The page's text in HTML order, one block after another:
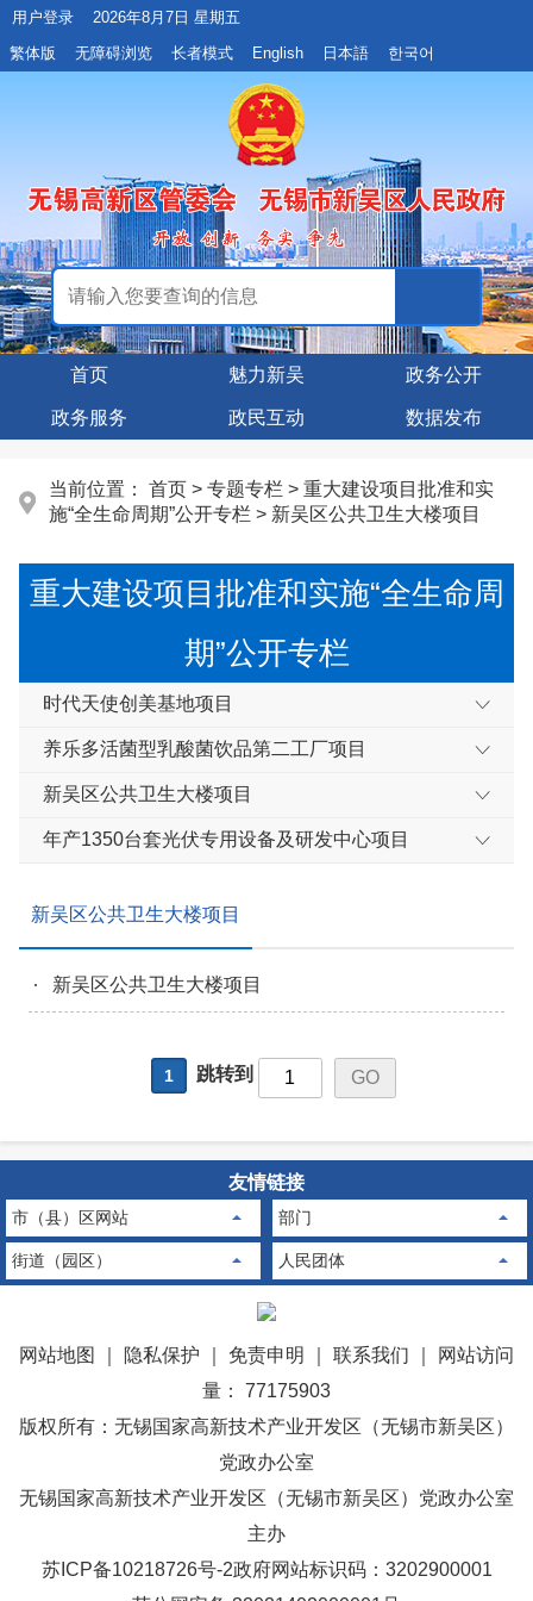
用户登录
2026年8月7日 星期五
繁体版
无障碍浏览 长者模式 English 日本語 한국어
首页 魅力新吴 政务公开
政务服务 政民互动 数据发布
当前位置： 首页 > 专题专栏 > 重大建设项目批准和实
施“全生命周期”公开专栏 > 新吴区公共卫生大楼项目
重大建设项目批准和实施“全生命周
期”公开专栏
时代天使创美基地项目
养乐多活菌型乳酸菌饮品第二工厂项目
新吴区公共卫生大楼项目
年产1350台套光伏专用设备及研发中心项目
新吴区公共卫生大楼项目
新吴区公共卫生大楼项目
1 跳转到
友情链接
市（县）区网站 部门
街道（园区） 人民团体
网站地图 隐私保护 免责申明 联系我们
网站访问
量： 77175903
版权所有：无锡国家高新技术产业开发区（无锡市新吴区）
党政办公室
无锡国家高新技术产业开发区（无锡市新吴区）党政办公室
主办
苏ICP备10218726号-2政府网站标识码：3202900001